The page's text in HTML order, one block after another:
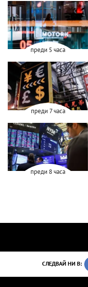
преди 5 часа
преди 7 часа
преди 8 часа
СЛЕДВАЙ НИ В: